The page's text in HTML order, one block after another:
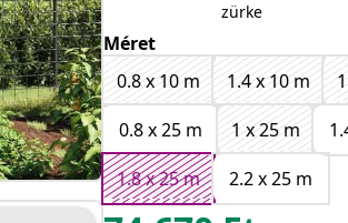
zürke
Méret
0.8 x 10 m
1.4 x 10 m
0.8 x 25 m
1 x 25 m
1.8 x 25 m
2.2 x 25 m